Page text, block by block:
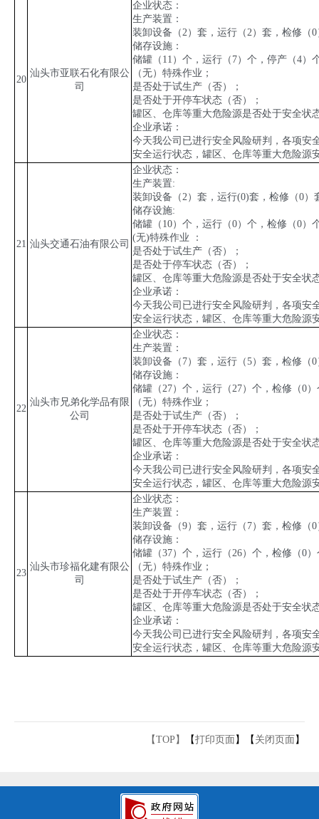
20
汕头市亚联石化有限公
司
企业状态：
生产装置：
装卸设备（2）套，运行（2）套，检修（0
储存设施：
储罐（ 11 ）个，运行（ 7）个，停产（4）
（无）特殊作业；
是否处于试生产（否）；
是否处于开停车状态（否）；
罐区、仓库等重大危险源是否处于安全状
企业承诺：
今天我公司已进行安全风险研判，各项安
安全运行状态，罐区、仓库等重大危险源
21 汕头交通石油有限公司
企业状态：
生产装置:
装卸设备（2）套，运行(0)套，检修（0）
储存设施:
储罐（ 10）个，运行（0）个，检修（0）
(无)特殊作业 ：
是否处于试生产（否）；
是否处于停车状态（否）；
罐区、仓库等重大危险源是否处于安全状
企业承诺：
今天我公司已进行安全风险研判，各项安
安全运行状态，罐区、仓库等重大危险源
22
汕头市兄弟化学品有限
公司
企业状态：
生产装置：
装卸设备（ 7）套，运行（5）套，检修（0
储存设施：
储罐（27）个，运行（27）个，检修（0
（无）特殊作业；
是否处于试生产（否）；
是否处于开停车状态（否）；
罐区、仓库等重大危险源是否处于安全状
企业承诺：
今天我公司已进行安全风险研判，各项安
安全运行状态，罐区、仓库等重大危险源
23
汕头市珍福化建有限公
司
企业状态：
生产装置：
装卸设备（9）套，运行（ 7）套，检修（0
储存设施：
储罐（37）个，运行（26）个，检修（0
（无）特殊作业；
是否处于试生产（否）；
是否处于开停车状态（否）；
罐区、仓库等重大危险源是否处于安全状
企业承诺：
今天我公司已进行安全风险研判，各项安
安全运行状态，罐区、仓库等重大危险源
【TOP】 【打印页面 】【 关闭页面 】